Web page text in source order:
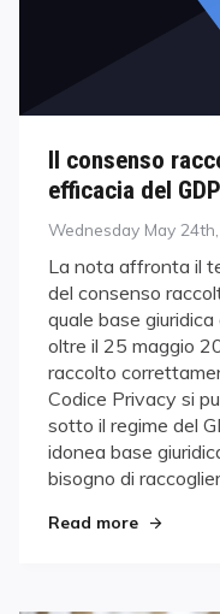
Il consenso
efficacia del
Posted
Wednesday May
La nota affronta il
del consenso
quale base
oltre il 25 maggio
raccolto
Codice Privacy si
sotto il regime del
idonea base
bisogno di
Read more "Il